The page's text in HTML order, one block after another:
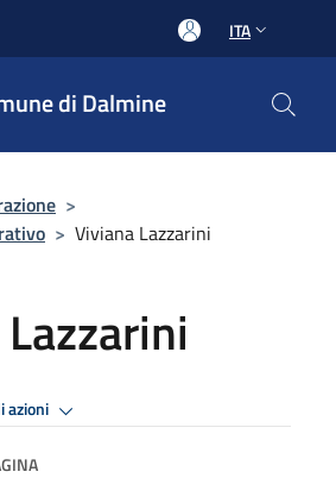
ITA
di Dalmine
>
> Viviana Lazzarini
azioni